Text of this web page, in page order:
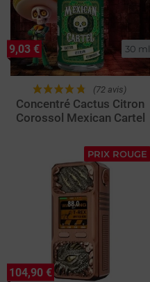
30 ml
(72 avis)
Concentré Cactus Citron
Corossol Mexican Cartel
9,03 €
PRIX ROUGE
104,90 €